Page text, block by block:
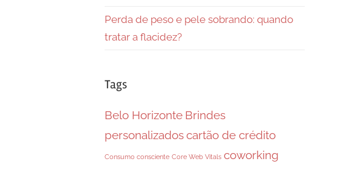
Perda de peso e pele sobrando: quando
tratar a flacidez?
Tags
Belo Horizonte Brindes
personalizadoscartão de crédito
Consumo consciente Core Web Vitals coworking